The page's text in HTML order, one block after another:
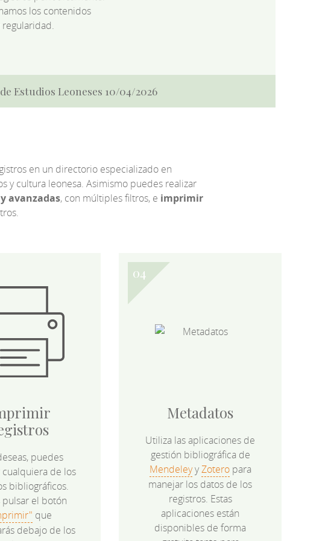
los contenidos
regularidad.
Estudios Leoneses 10/04/2026
en un directorio especializado en
y cultura leonesa. Asimismo puedes realizar
avanzadas, con múltiples filtros, e imprimir
puedes
de los
bibliográficos.
pulsar el botón
que
debajo de los
Metadatos
Utiliza las aplicaciones de
gestión bibliográfica de
MendeleyyZoteropara
manejar los datos de los
registros. Estas
aplicaciones están
disponibles de forma